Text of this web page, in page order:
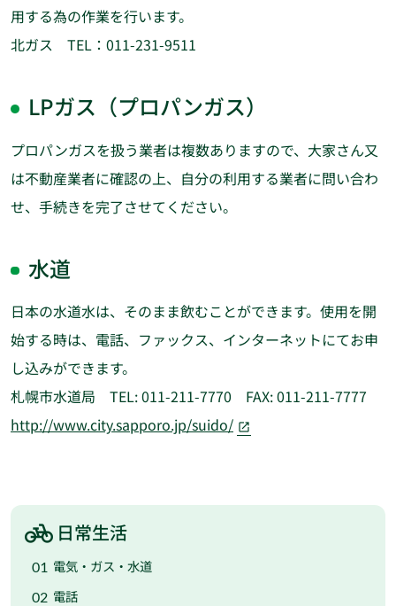
用する為の作業を行います。
北ガス TEL：011-231-9511
LPガス（プロパンガス）
プロパンガスを扱う業者は複数ありますので、大家さん又
は不動産業者に確認の上、自分の利用する業者に問い合わ
せ、手続きを完了させてください。
水道
日本の水道水は、そのまま飲むことができます。使用を開
始する時は、電話、ファックス、インターネットにてお申
し込みができます。
札幌市水道局 TEL: 011-211-7770 FAX: 011-211-7777
http://www.city.sapporo.jp/suido/
日常生活
電気・ガス・水道
電話